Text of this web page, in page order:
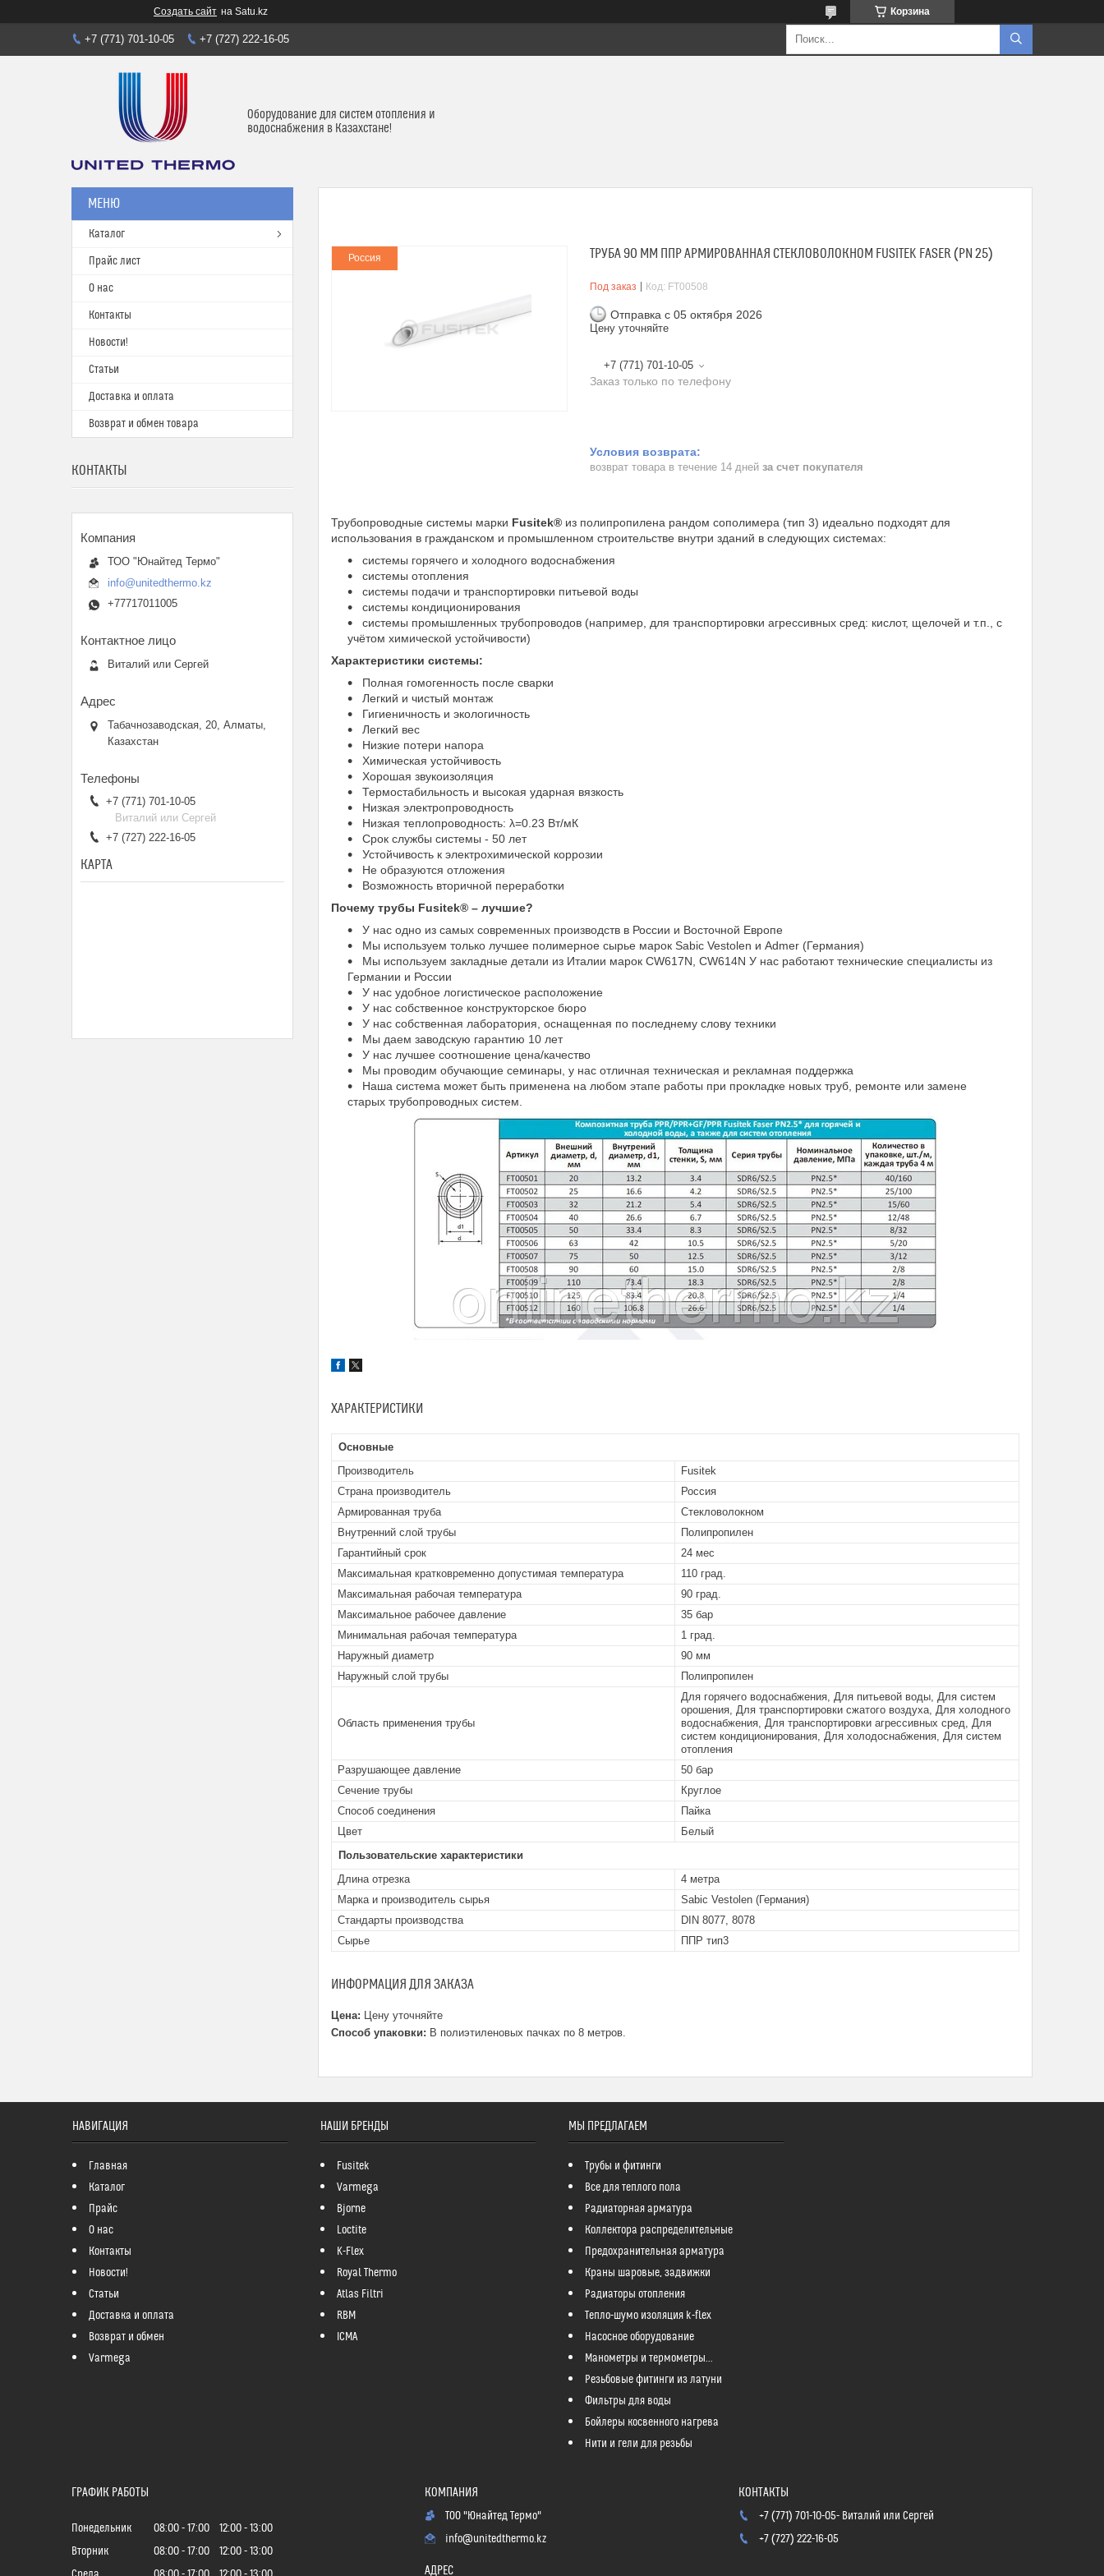
Создать сайт на Satu.kz Корзина
+7 (771) 701-10-05 +7 (727) 222-16-05
Оборудование для систем отопления и
водоснабжения в Казахстане!
Россия ТРУБА 90 ММ ППР АРМИРОВАННАЯ СТЕКЛОВОЛОКНОМ FUSITEK FASER (PN 25)
Под заказ Код: FT00508
Отправка с 05 октября 2026
Цену уточняйте
+7 (771) 701-10-05
Заказ только по телефону
возврат товара в течение 14 дней за счет покупателя
Трубопроводные системы марки Fusitek® из полипропилена рандом сополимера (тип 3) идеально подходят для
использования в гражданском и промышленном строительстве внутри зданий в следующих системах:
системы горячего и холодного водоснабжения
системы отопления
системы подачи и транспортировки питьевой воды
системы кондиционирования
системы промышленных трубопроводов (например, для транспортировки агрессивных сред: кислот, щелочей и т.п., с
учётом химической устойчивости)
Характеристики системы:
Полная гомогенность после сварки
Легкий и чистый монтаж
Гигиеничность и экологичность
Легкий вес
Низкие потери напора
Химическая устойчивость
Хорошая звукоизоляция
Термостабильность и высокая ударная вязкость
Низкая электропроводность
Низкая теплопроводность: λ=0.23 Вт/мК
Срок службы системы - 50 лет
Устойчивость к электрохимической коррозии
Не образуются отложения
Возможность вторичной переработки
Почему трубы Fusitek® – лучшие?
У нас одно из самых современных производств в России и Восточной Европе
Мы используем только лучшее полимерное сырье марок Sabic Vestolen и Admer (Германия)
Мы используем закладные детали из Италии марок CW617N, CW614N У нас работают технические специалисты из
Германии и России
У нас удобное логистическое расположение
У нас собственное конструкторское бюро
У нас собственная лаборатория, оснащенная по последнему слову техники
Мы даем заводскую гарантию 10 лет
У нас лучшее соотношение цена/качество
Мы проводим обучающие семинары, у нас отличная техническая и рекламная поддержка
Наша система может быть применена на любом этапе работы при прокладке новых труб, ремонте или замене
старых трубопроводных систем.
ХАРАКТЕРИСТИКИ
Основные
Производитель
Fusitek
Страна производитель
Россия
Армированная труба
Стекловолокном
Внутренний слой трубы
Полипропилен
Гарантийный срок
24 мес
Максимальная кратковременно допустимая температура
110 град.
Максимальная рабочая температура
90 град.
Максимальное рабочее давление
35 бар
Минимальная рабочая температура
1 град.
Наружный диаметр
90 мм
Наружный слой трубы
Полипропилен
Область применения трубы
Для горячего водоснабжения, Для питьевой воды, Для систем
орошения, Для транспортировки сжатого воздуха, Для холодного
водоснабжения, Для транспортировки агрессивных сред, Для
систем кондиционирования, Для холодоснабжения, Для систем
отопления
Разрушающее давление
50 бар
Сечение трубы
Круглое
Способ соединения
Пайка
Цвет
Белый
Пользовательские характеристики
Длина отрезка
4 метра
Марка и производитель сырья
Sabic Vestolen (Германия)
Стандарты производства
DIN 8077, 8078
Сырье
ППР тип3
ИНФОРМАЦИЯ ДЛЯ ЗАКАЗА
Цена: Цену уточняйте
Способ упаковки: В полиэтиленовых пачках по 8 метров.
Каталог
Прайс лист
О нас
Контакты
Новости!
Статьи
Доставка и оплата
Возврат и обмен товара
КОНТАКТЫ
ТОО "Юнайтед Термо"
info@unitedthermo.kz
+77717011005
Виталий или Сергей
Табачнозаводская, 20, Алматы,
Казахстан
+7 (771) 701-10-05
Виталий или Сергей
+7 (727) 222-16-05
КАРТА
НАВИГАЦИЯ
Главная
Каталог
Прайс
О нас
Контакты
Новости!
Статьи
Доставка и оплата
Возврат и обмен
Varmega
НАШИ БРЕНДЫ
Fusitek
Varmega
Bjorne
Loctite
K-Flex
Royal Thermo
Atlas Filtri
RBM
ICMA
МЫ ПРЕДЛАГАЕМ
Трубы и фитинги
Все для теплого пола
Радиаторная арматура
Коллектора распределительные
Предохранительная арматура
Краны шаровые, задвижки
Радиаторы отопления
Тепло-шумо изоляция k-flex
Насосное оборудование
Манометры и термометры...
Резьбовые фитинги из латуни
Фильтры для воды
Бойлеры косвенного нагрева
Нити и гели для резьбы
ГРАФИК РАБОТЫ
Понедельник 08:00 17:00 12:00
13:00
Вторник
08:00 17:00 12:00
13:00
ТОО "Юнайтед Термо"
info@unitedthermo.kz
+7 (771) 701-10-05 Виталий или Сергей
+7 (727) 222-16-05